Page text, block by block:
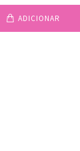
ADICIONAR